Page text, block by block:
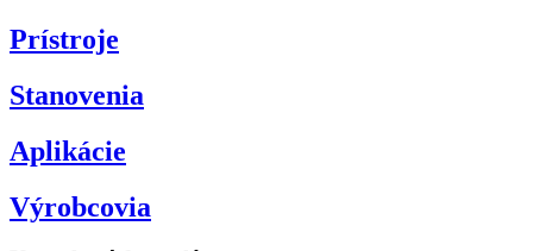
Prístroje
Stanovenia
Aplikácie
Výrobcovia